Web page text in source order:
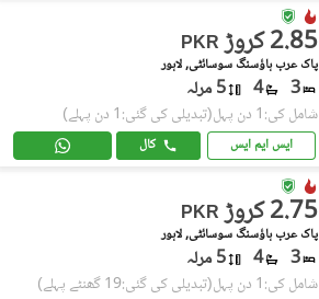
PKR 2.85 کروڑ
پاک عرب ہاؤسنگ سوسائٹی, لاہور
3
4 5 مرلہ
شامل کی:1 دن پہل (تبدیلی کی گئی:1 دن پہلے)
ایس ایم ایس کال
PKR 2.75 کروڑ
پاک عرب ہاؤسنگ سوسائٹی, لاہور
3
4 5 مرلہ
شامل کی:1 دن پہل (تبدیلی کی گئی:19 گھنٹے پہلے)